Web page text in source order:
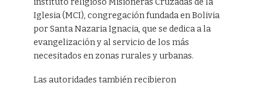
instituto religioso Misioneras Cruzadas de la
Iglesia (MCI), congregación fundada en Bolivia
por Santa Nazaria Ignacia, que se dedica a la
evangelización y al servicio de los más
necesitados en zonas rurales y urbanas.
Las autoridades también recibieron